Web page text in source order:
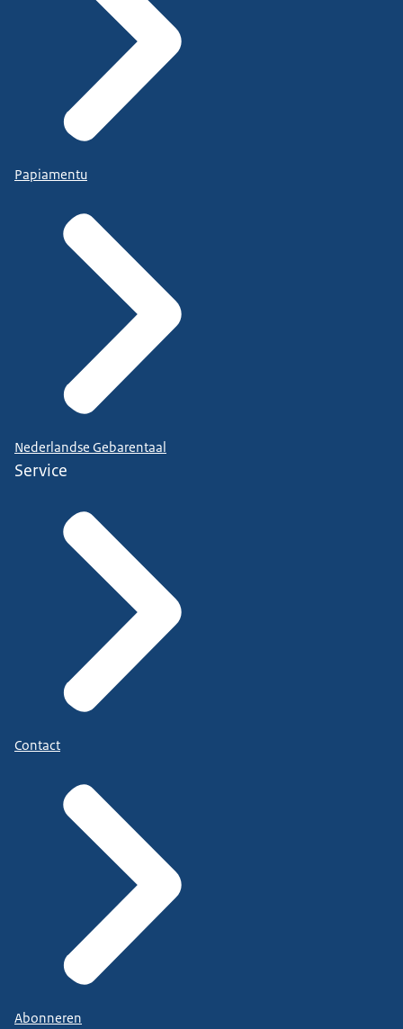
Papiamentu
Nederlandse Gebarentaal
Service
Contact
Abonneren